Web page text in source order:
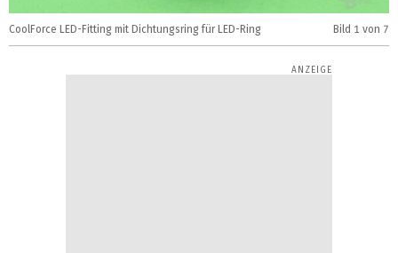
CoolForce LED-Fitting mit Dichtungsring für LED-Ring Bild 1 von 7